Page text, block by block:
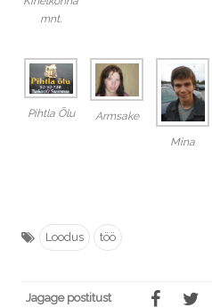
mnt.
Pihtla Õlu Armsake
Mina
Loodus töö
Jagage postitust